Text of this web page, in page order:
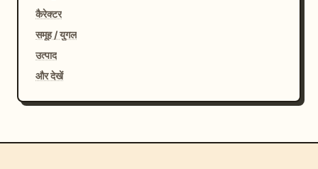
कैरेक्टर
समूह / युगल
उत्पाद
और देखें